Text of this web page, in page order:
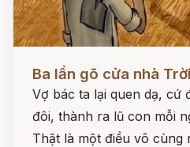
Đọc ngay
Ba lần gõ cửa nhà Trời
Vợ bác ta lại quen dạ, cứ
đôi, thành ra lũ con mỗi
Thật là một điều vô cùng